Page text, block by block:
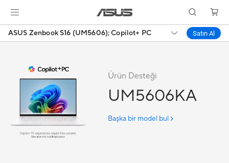
ASUS Zenbook S16 (UM5606);Copilot+ PC Satın Al
Ürün Desteği
UM5606KA
Başka bir model bul